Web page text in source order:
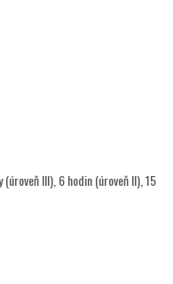
III), 6 hodin (úroveň II), 15